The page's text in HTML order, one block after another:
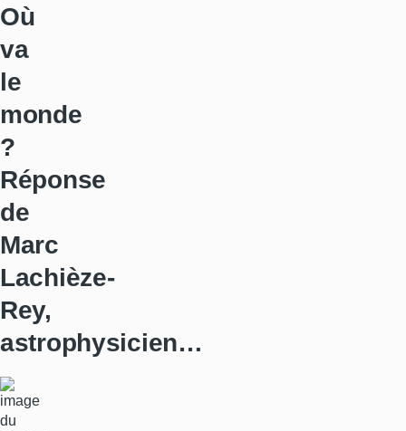
Où
va
le
monde
?
Réponse
de
Marc
Lachièze-
Rey,
astrophysicien…